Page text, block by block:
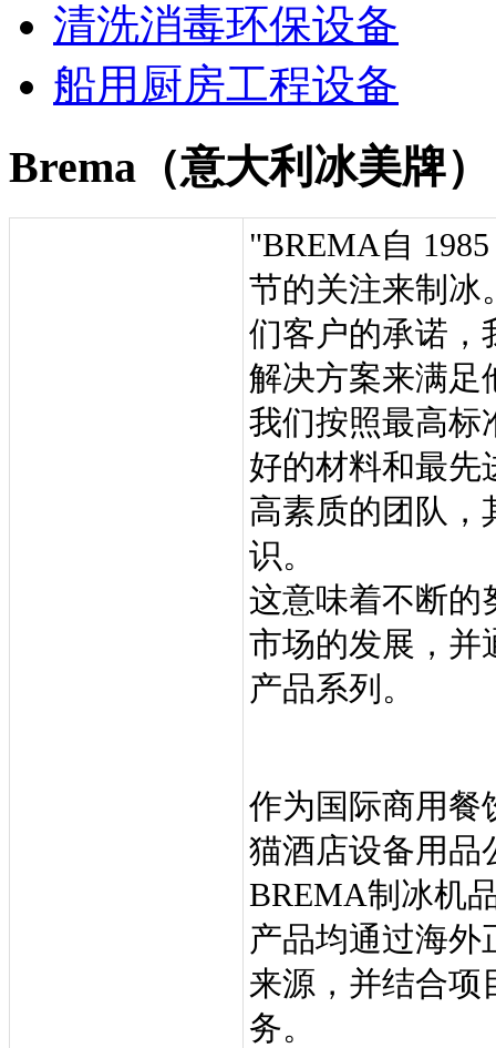
清洗消毒环保设备
船用厨房工程设备
Brema（意大利冰美牌）
"BREMA自
节的关注来制冰
们客户的承诺，
解决方案来满足
我们按照最高标
好的材料和最先
高素质的团队，
识。
这意味着不断的
市场的发展，并
产品系列。
作为国际商用餐
猫酒店设备用品
BREMA制冰机
产品均通过海外
来源，并结合项
务。